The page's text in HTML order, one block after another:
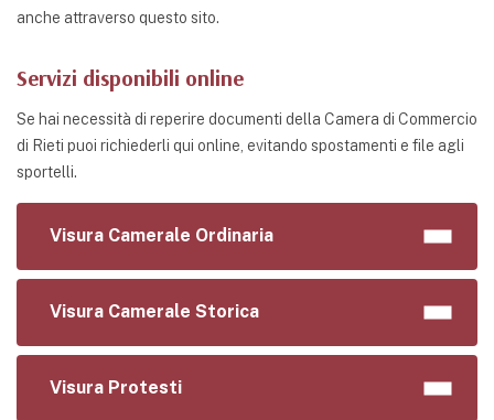
anche attraverso questo sito.
Servizi disponibili online
Se hai necessità di reperire documenti della Camera di Commercio
di Rieti puoi richiederli qui online, evitando spostamenti e file agli
sportelli.
Visura Camerale Ordinaria
Visura Camerale Storica
Visura Protesti